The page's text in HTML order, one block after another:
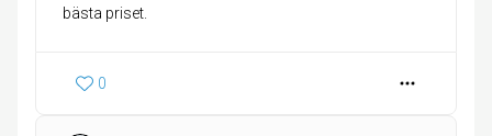
bästa priset.
0